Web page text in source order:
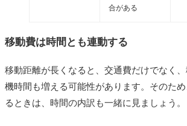
合がある
移動費は時間とも連動する
移動距離が長くなると、交通費だけでなく
機時間も増える可能性があります。そのた
るときは、時間の内訳も一緒に見ましょう。